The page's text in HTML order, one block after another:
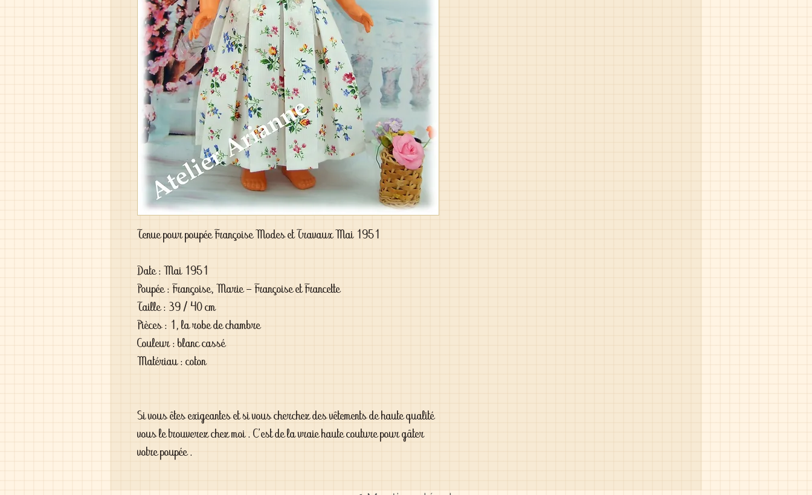
Tenue pour poupée Françoise Modes et Travaux Mai 1951
Date : Mai 1951
Poupée : Françoise, Marie - Françoise et Francette
Taille : 39 / 40 cm
Pièces : 1, la robe de chambre
Couleur : blanc cassé
Matériau : coton
Si vous êtes exigeantes et si vous cherchez des vêtements de haute qualité
vous le trouverez chez moi . C'est de la vraie haute couture pour gâter
votre poupée .